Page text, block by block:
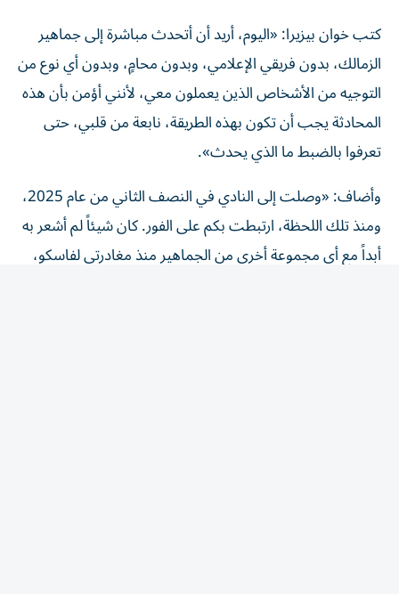
كتب خوان بيزيرا: «اليوم، أريد أن أتحدث مباشرة إلى جماهير
الزمالك، بدون فريقي الإعلامي، وبدون محامٍ، وبدون أي نوع من
التوجيه من الأشخاص الذين يعملون معي، لأنني أؤمن بأن هذه
المحادثة يجب أن تكون بهذه الطريقة، نابعة من قلبي، حتى
تعرفوا بالضبط ما الذي يحدث».
ومنذ تلك اللحظة، ارتبطت بكم على الفور. كان شيئاً لم أشعر به
أبداً مع أي مجموعة أخرى من الجماهير منذ مغادرتي لفاسكو،
النادي الذي طورني كلاعب».